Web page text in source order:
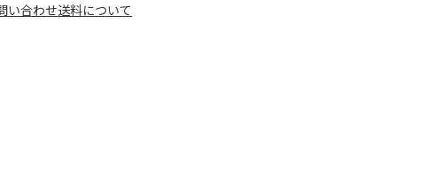
い合わせ送料について